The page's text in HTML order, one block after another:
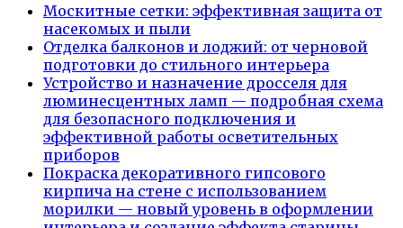
Москитные сетки: эффективная защита от
насекомых и пыли
Отделка балконов и лоджий: от черновой
подготовки до стильного интерьера
Устройство и назначение дросселя для
люминесцентных ламп — подробная схема
для безопасного подключения и
эффективной работы осветительных
приборов
Покраска декоративного гипсового
кирпича на стене с использованием
морилки — новый уровень в оформлении